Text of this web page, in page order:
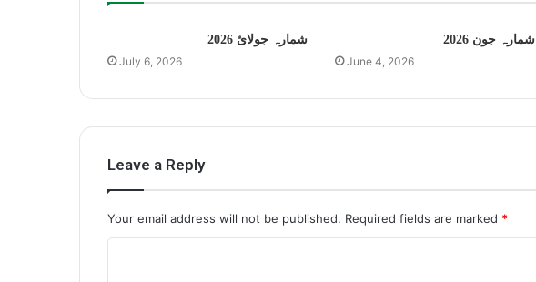
شمارہ جولائ 2026
July 6, 2026
شمارہ جون 2026
June 4, 2026
Leave a Reply
Your email address will not be published. Required fields are marked *